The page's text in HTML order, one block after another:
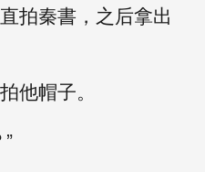
拍秦書，之后拿出
他帽子。